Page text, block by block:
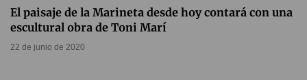
El paisaje de la Marineta desde hoy contará con una
escultural obra de Toni Marí
22 de junio de 2020